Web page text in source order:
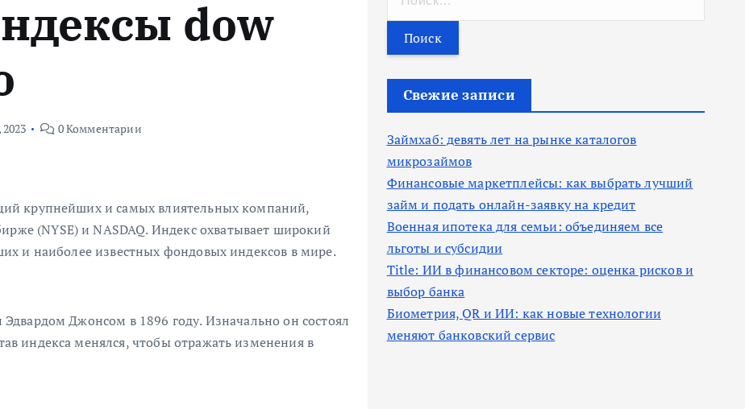
dow
0 Комментарии
крупнейших и самых влиятельных компаний,
(NYSE) и NASDAQ. Индекс охватывает широкий
и наиболее известных фондовых индексов в мире.
Джонсом в 1896 году. Изначально он состоял
индекса менялся, чтобы отражать изменения в
т
и
Свежие записи
Займхаб: девять лет на рынке каталогов
микрозаймов
Финансовые маркетплейсы: как выбрать лучший
займ и подать онлайн-заявку на кредит
Военная ипотека для семьи: объединяем все
льготы и субсидии
Title: ИИ в финансовом секторе: оценка рисков и
выбор банка
Биометрия, QR и ИИ: как новые технологии
меняют банковский сервис